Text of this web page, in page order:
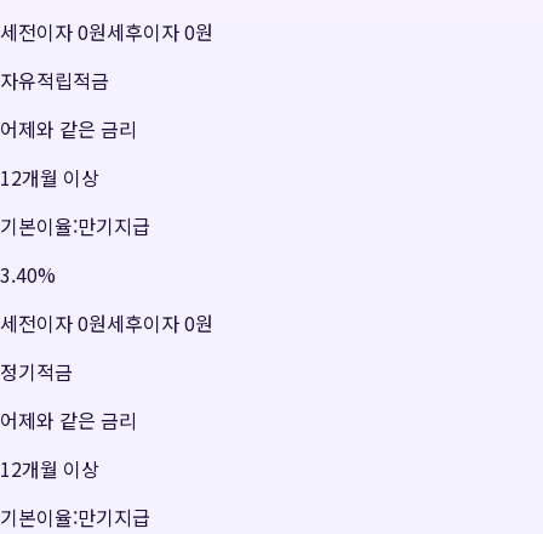
세전이자0원세후이자0원
자유적립적금
어제와 같은 금리
12개월 이상
기본이율:만기지급
3.40%
세전이자0원세후이자0원
정기적금
어제와 같은 금리
12개월 이상
기본이율:만기지급